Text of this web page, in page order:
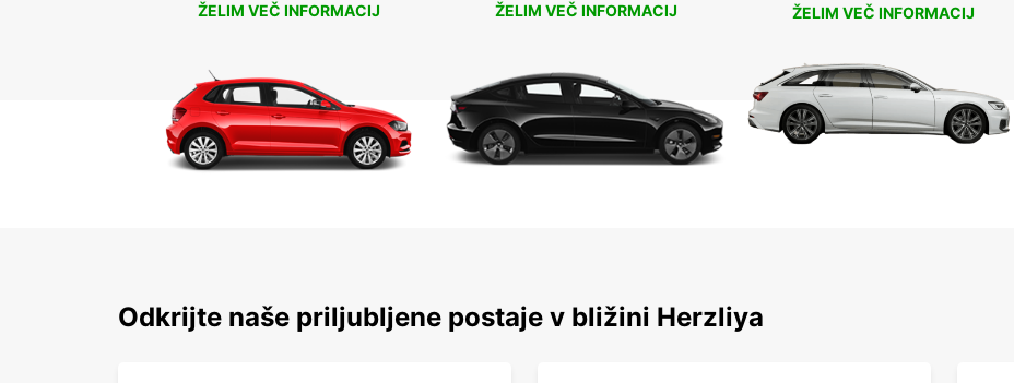
ŽELIM VEČ INFORMACIJ
ŽELIM VEČ INFORMACIJ
ŽELIM VEČ INFORMACIJ
Odkrijte naše priljubljene postaje v bližini Herzliya